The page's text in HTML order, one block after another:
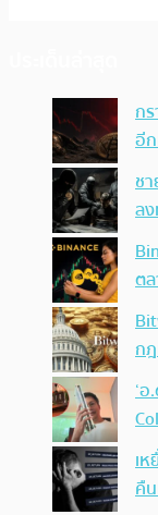
ก
อี
ช
ล
ต
ก
‘
เ
คื